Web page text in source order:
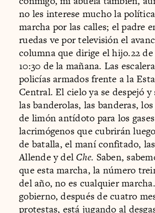
no les interese mucho la
marcha por las calles; el padre
ruedas ve por televisión el
columna que dirige el hijo.22
10:30 de la mañana. Las
policías armados frente a la
Central. El cielo ya se despejó
las banderolas, las banderas,
de limón antídoto para los gases
lacrimógenos que cubrirán
de batalla, el maní confitado,
Allende y del Che. Saben,
que esta marcha, la número
del año, no es cualquier
gobierno, después de cuatro
protestas, está jugando al